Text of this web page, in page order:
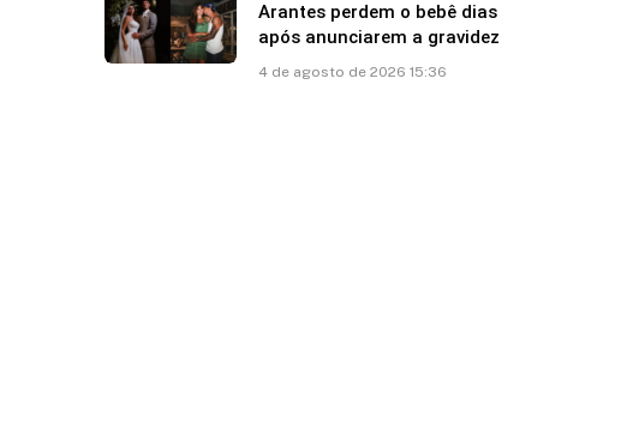
Arantes perdem o bebê dias
após anunciarem a gravidez
4 de agosto de 2026 15:36